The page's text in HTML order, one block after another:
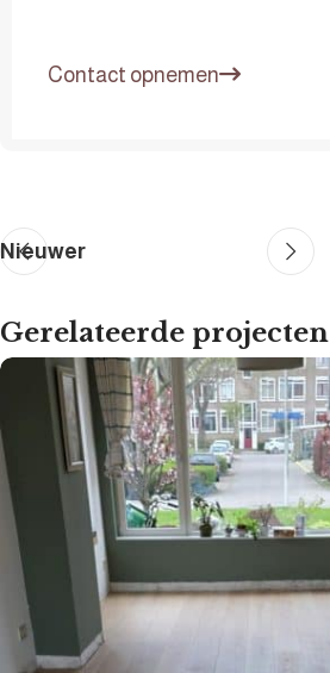
Contact opnemen
Nieuwer
Gerelateerde projecten